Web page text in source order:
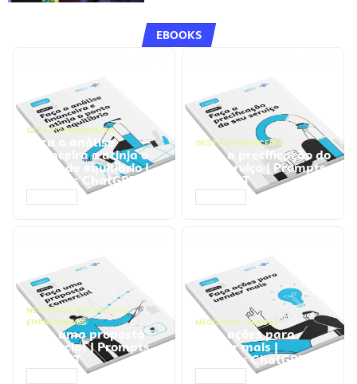
EBOOKS
GESTÃO FINANCEIRA
Faça a análise
financeira e atinja o
ponto de equilíbrio |
Prompts ChatGPT
GESTÃO FINANCEIRA
Faça a precificação do
seu serviço | Prompts
ChatGPT
NEGÓCIOS, PROCESSOS
EMPRESARIAIS
Faça uma proposta
comercial | Prompts
ChatGPT
NEGÓCIOS, VENDAS
Faça ações para
vender mais |
Prompts ChatGPT